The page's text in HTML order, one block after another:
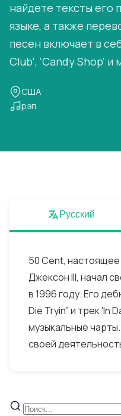
найдете тексты его
языке, а также
песен включает в
Club', 'Candy Shop' и
США
рэп
Русский
50 Cent,
Джексон III, начал
в 1996 году. Его
Die Tryin'' и трек 'In
музыкальные
своей